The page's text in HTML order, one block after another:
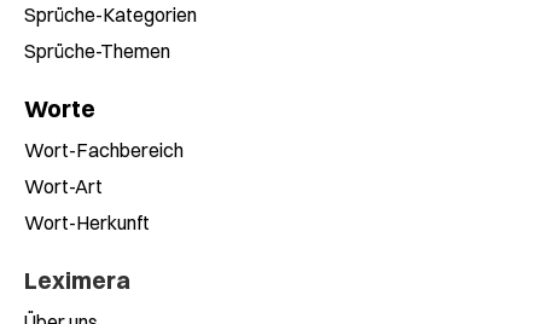
Sprüche-Kategorien
Sprüche-Themen
Worte
Wort-Fachbereich
Wort-Art
Wort-Herkunft
Leximera